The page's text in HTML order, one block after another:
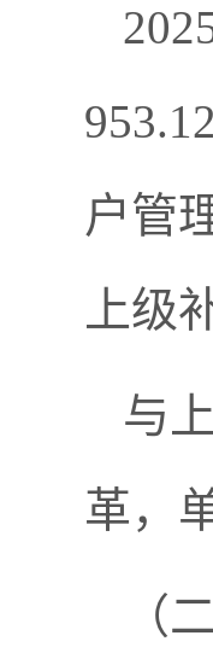
户管
上级
与
革，
（